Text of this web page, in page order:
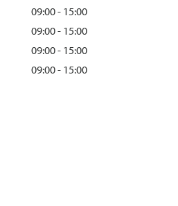
09:00 - 15:00
09:00 - 15:00
09:00 - 15:00
09:00 - 15:00